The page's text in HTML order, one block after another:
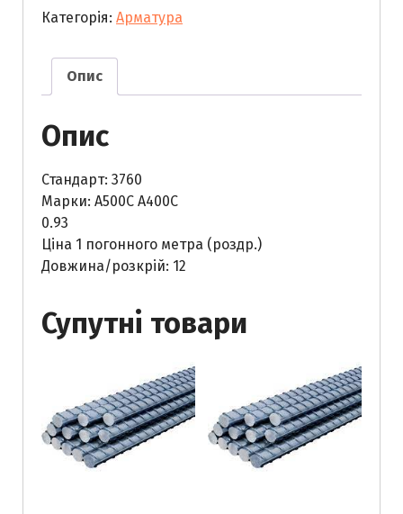
мiра
Категорія: Арматура
Опис
Опис
Стандарт: 3760
Марки: А500С А400С
0.93
Ціна 1 погонного метра (роздр.)
Довжина/розкрій: 12
Супутні товари